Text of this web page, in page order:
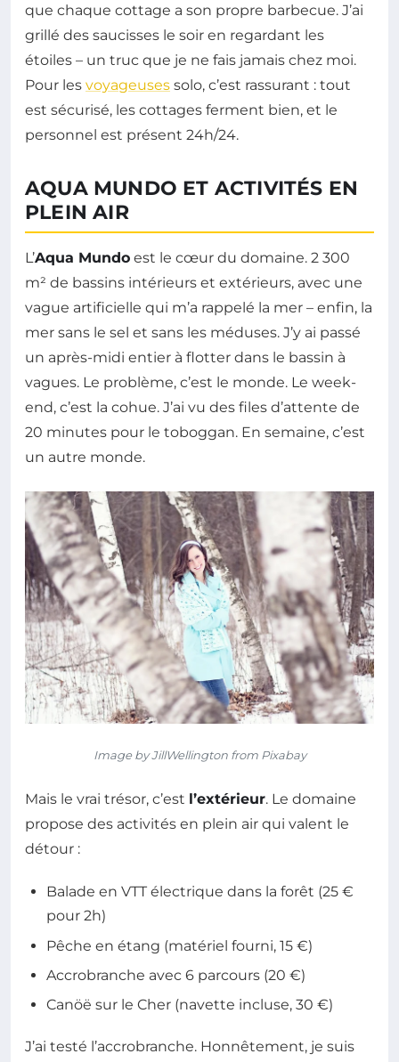
que chaque cottage a son propre barbecue. J’ai
grillé des saucisses le soir en regardant les
étoiles – un truc que je ne fais jamais chez moi.
Pour les voyageuses solo, c’est rassurant : tout
est sécurisé, les cottages ferment bien, et le
personnel est présent 24h/24.
AQUA MUNDO ET ACTIVITÉS EN
PLEIN AIR
L’Aqua Mundo est le cœur du domaine. 2 300
m² de bassins intérieurs et extérieurs, avec une
vague artificielle qui m’a rappelé la mer – enfin, la
mer sans le sel et sans les méduses. J’y ai passé
un après-midi entier à flotter dans le bassin à
vagues. Le problème, c’est le monde. Le week-
end, c’est la cohue. J’ai vu des files d’attente de
20 minutes pour le toboggan. En semaine, c’est
un autre monde.
Image by JillWellington from Pixabay
Mais le vrai trésor, c’est l’extérieur. Le domaine
propose des activités en plein air qui valent le
détour :
Balade en VTT électrique dans la forêt (25 €
pour 2h)
Pêche en étang (matériel fourni, 15 €)
Accrobranche avec 6 parcours (20 €)
Canöë sur le Cher (navette incluse, 30 €)
J’ai testé l’accrobranche. Honnêtement, je suis